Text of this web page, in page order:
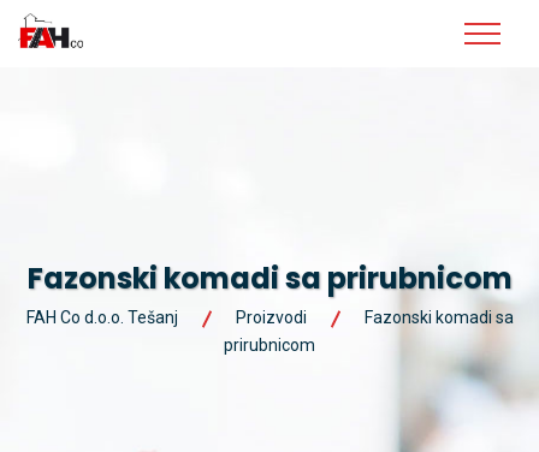
Fazonski komadi sa prirubnicom
FAH Co d.o.o. Tešanj Proizvodi
Fazonski komadi sa
prirubnicom